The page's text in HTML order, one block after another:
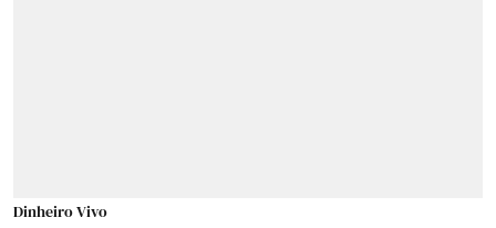
Dinheiro Vivo